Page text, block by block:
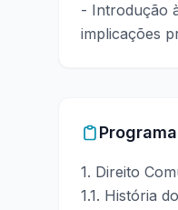
- Introdução
implicações
Programa
1. Direito
1.1. História